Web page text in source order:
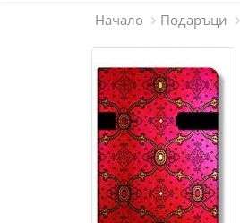
Начало Подаръци